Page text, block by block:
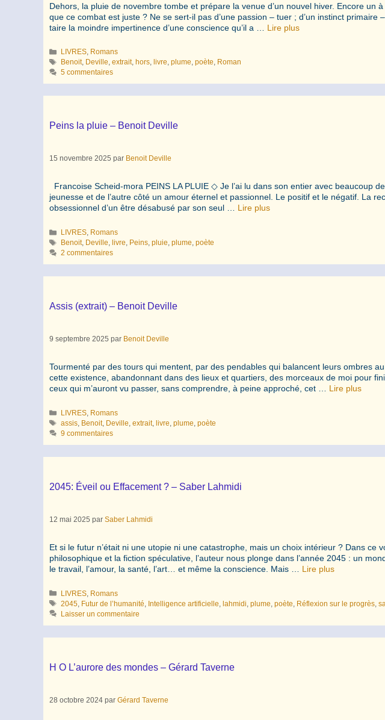
Dehors, la pluie de novembre tombe et prépare la venue d’un nouvel hiver. Encore un
que ce combat est juste ? Ne se sert-il pas d’une passion – tuer ; d’un instinct primaire
taire la moindre impertinence d’une conscience qu’il a … Lire plus
Catégories
LIVRES, Romans
Étiquettes
Benoit, Deville,extrait, hors, livre,plume,poète, Roman
5 commentaires
Peins la pluie – Benoit Deville
15 novembre 2025 par Benoit Deville
Francoise Scheid-mora PEINS LA PLUIE ◇ Je l’ai lu dans son entier avec beaucoup
jeunesse et de l’autre côté un amour éternel et passionnel. Le positif et le négatif. La
obsessionnel d’un être désabusé par son seul … Lire plus
Catégories
LIVRES, Romans
Étiquettes
Benoit, Deville, livre, Peins,pluie,plume,poète
2 commentaires
Assis (extrait) – Benoit Deville
9 septembre 2025 par Benoit Deville
Tourmenté par des tours qui mentent, par des pendables qui balancent leurs ombres
cette existence, abandonnant dans des lieux et quartiers, des morceaux de moi pour
ceux qui m’auront vu passer, sans comprendre, à peine approché, cet … Lire plus
Catégories
LIVRES, Romans
Étiquettes
assis, Benoit, Deville,extrait, livre,plume,poète
9 commentaires
2045: Éveil ou Effacement ? – Saber Lahmidi
12 mai 2025 par Saber Lahmidi
Et si le futur n’était ni une utopie ni une catastrophe, mais un choix intérieur ? Dans ce
philosophique et la fiction spéculative, l’auteur nous plonge dans l’année 2045 : un
le travail, l’amour, la santé, l’art… et même la conscience. Mais … Lire plus
Catégories
LIVRES Romans
Étiquettes
2045 Futur de l’humanité Intelligence artificielle ,lahmidi ,plume ,poète Réflexion sur le progrès ,
Laisser un commentaire
H O L’aurore des mondes – Gérard Taverne
28 octobre 2024 par Gérard Taverne